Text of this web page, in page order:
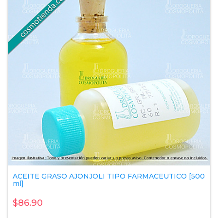
ACEITE GRASO AJONJOLI TIPO FARMACEUTICO [500
ml]
$86.90